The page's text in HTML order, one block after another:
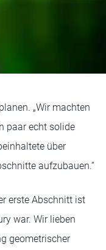
„Wir machten
paar echt solide
über
aufzubauen.”
erste Abschnitt ist
war. Wir lieben
geometrischer